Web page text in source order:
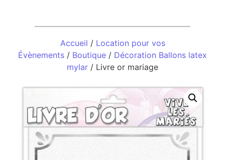
Accueil / Location pour vos
Évènements / Boutique / Décoration Ballons latex
mylar / Livre or mariage